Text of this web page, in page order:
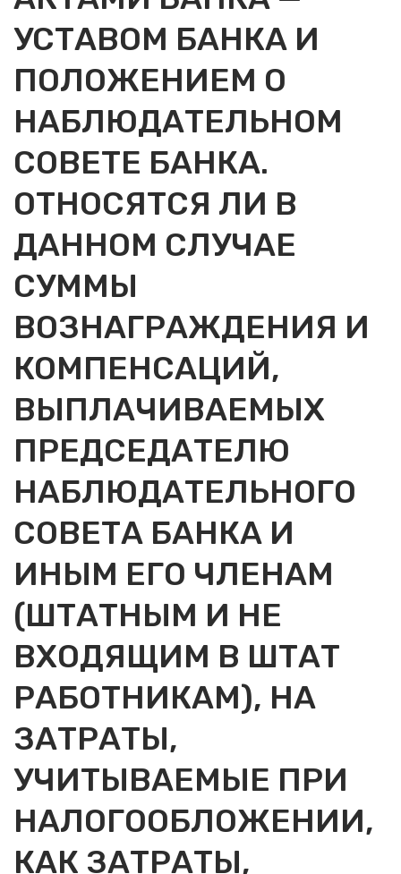
УСТАВОМ БАНКА И
ПОЛОЖЕНИЕМ О
НАБЛЮДАТЕЛЬНОМ
СОВЕТЕ БАНКА.
ОТНОСЯТСЯ ЛИ В
ДАННОМ СЛУЧАЕ
СУММЫ
ВОЗНАГРАЖДЕНИЯ И
КОМПЕНСАЦИЙ,
ВЫПЛАЧИВАЕМЫХ
ПРЕДСЕДАТЕЛЮ
НАБЛЮДАТЕЛЬНОГО
СОВЕТА БАНКА И
ИНЫМ ЕГО ЧЛЕНАМ
(ШТАТНЫМ И НЕ
ВХОДЯЩИМ В ШТАТ
РАБОТНИКАМ), НА
ЗАТРАТЫ,
УЧИТЫВАЕМЫЕ ПРИ
НАЛОГООБЛОЖЕНИИ,
КАК ЗАТРАТЫ,